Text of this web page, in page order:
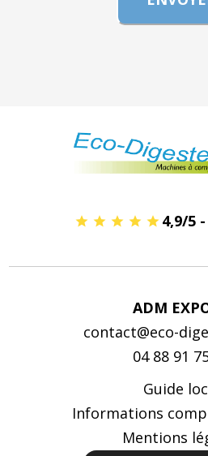
4,9/5
ADM
contact@eco-
04 88 91
Guide
Informations
Mentions